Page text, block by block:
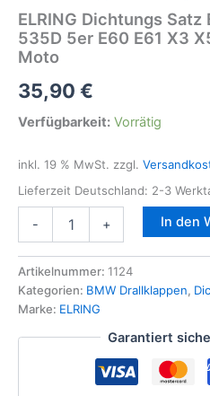
ELRING Dichtungs
535D 5er E60 E61 X3
Moto
35,90 €
Verfügbarkeit: Vorrätig
inkl. 19 % MwSt. zzgl.
Lieferzeit Deutschland: 2-3
-
Dichtungs
BMW
525D
530D
5er
+ In den
Artikelnummer: 1124
Kategorien: BMW Drallklappen,
Marke: ELRING
Garantiert